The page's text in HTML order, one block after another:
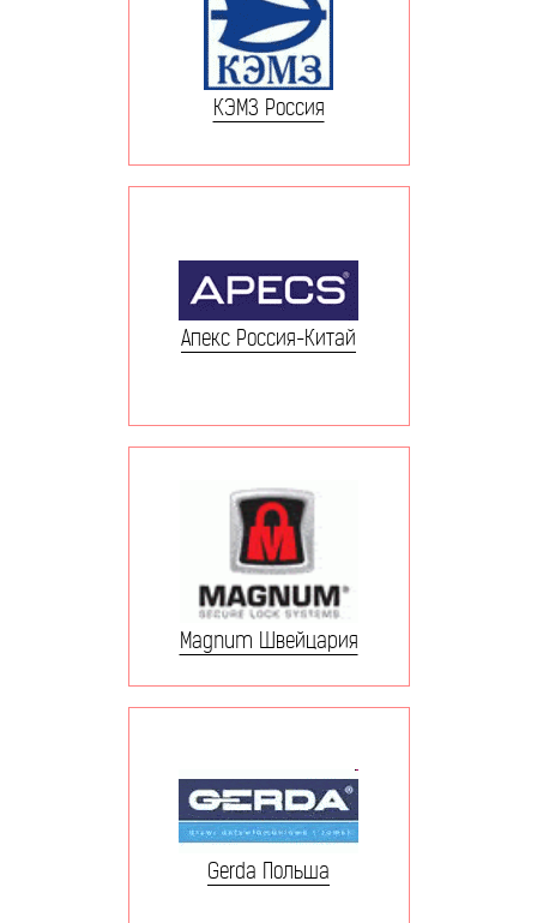
КЭМЗ Россия
Апекс Россия-Китай
Magnum Швейцария
Gerda Польша